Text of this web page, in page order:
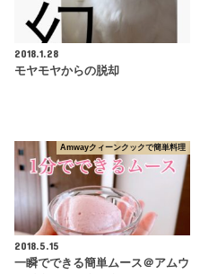
2018.1.28
モヤモヤからの脱却
Amwayクィーンクックで簡単料理
2018.5.15
一瞬でできる簡単ムース＠アムウ